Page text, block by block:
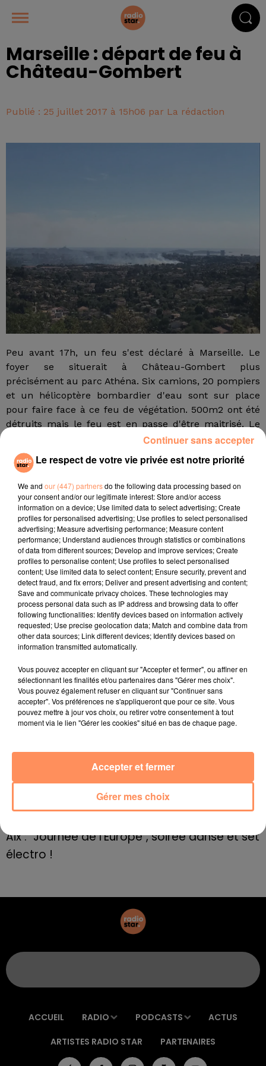
Marseille : départ de feu à
Château-Gombert
Publié : 25 juillet 2017 à 15h06 par La rédaction
Peu avant 17h, un feu s'est déclaré à Marseille. Le
foyer se situerait à Château-Gombert plus
précisément au parc Athéna. Six camions, 20 pompiers
et un hélicoptère bombardier d'eau sont sur place
pour faire face à ce feu de végétation. 500m2 ont été
détruits mais le feu est en passe d'être maitrisé. Le
SDIS 13 recommande d'éviter le secteur du technopole
pour laisser passer les secours.
fil actus
4 juillet 2022
Radio Star Live avec Dadju
27 juin 2022
Marseille : une application pour mettre en
relation extras et...
27 juin 2022
Le cocholed pour jouer à la pétanque
jusqu'au bout de la nuit !
Toulon : des quais électrifiés pour 2023 !
10 mai 2022
Cassis organise sa traditionnelle "Fête du vin"
10 mai 2022
Frédéric Pache
Le rappeur marseillais Soprano invité de
Aix : "Journée de l’Europe", soirée danse et set
électro !
ACCUEIL RADIO PODCASTS ACTUS
ARTISTES RADIO STAR PARTENAIRES
Le respect de votre vie privée est notre priorité
We and our (447) partnersdo the following data processing based on
your consent and/or our legitimate interest: Store and/or access
information on a device; Use limited data to select advertising; Create
profiles for personalised advertising; Use profiles to select personalised
advertising; Measure advertising performance; Measure content
performance; Understand audiences through statistics or combinations
of data from different sources; Develop and improve services; Create
profiles to personalise content; Use profiles to select personalised
content; Use limited data to select content; Ensure security, prevent and
detect fraud, and fix errors; Deliver and present advertising and content;
Save and communicate privacy choices. These technologies may
process personal data such as IP address and browsing data to offer
following functionalities: Identify devices based on information actively
requested; Use precise geolocation data; Match and combine data from
other data sources; Link different devices; Identify devices based on
information transmitted automatically.
Vous pouvez accepter en cliquant sur "Accepter et fermer", ou affiner en
sélectionnant les finalités et/ou partenaires dans "Gérer mes choix".
Vous pouvez également refuser en cliquant sur "Continuer sans
accepter". Vos préférences ne s'appliqueront que pour ce site. Vous
pouvez mettre à jour vos choix, ou retirer votre consentement à tout
moment via le lien "Gérer les cookies" situé en bas de chaque page.
Gérer mes choix
Accepter et fermer
Continuer sans accepter